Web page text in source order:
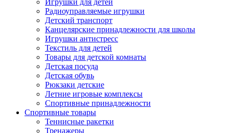
Игрушки для детей
Радиоуправляемые игрушки
Детский транспорт
Канцелярские принадлежности для школы
Игрушки антистресс
Текстиль для детей
Товары для детской комнаты
Детская посуда
Детская обувь
Рюкзаки детские
Летние игровые комплексы
Спортивные принадлежности
Спортивные товары
Теннисные ракетки
Тренажеры